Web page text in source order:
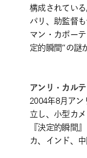
構成されてい
パリ、助監督
マン・カポー
定的瞬間”の謎
アンリ・カル
2004年8月ア
立し、小型カ
『決定的瞬間
カ、インド、